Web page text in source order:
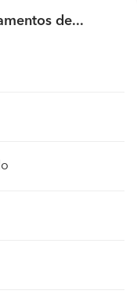
de...